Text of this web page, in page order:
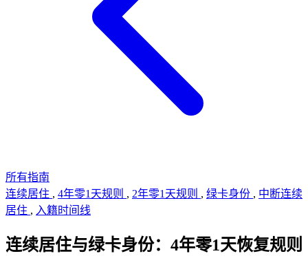
所有指南
连续居住 , 4年零1天规则 , 2年零1天规则 , 绿卡身份 , 中断连续
居住 , 入籍时间线
连续居住与绿卡身份：4年零1天恢复规则